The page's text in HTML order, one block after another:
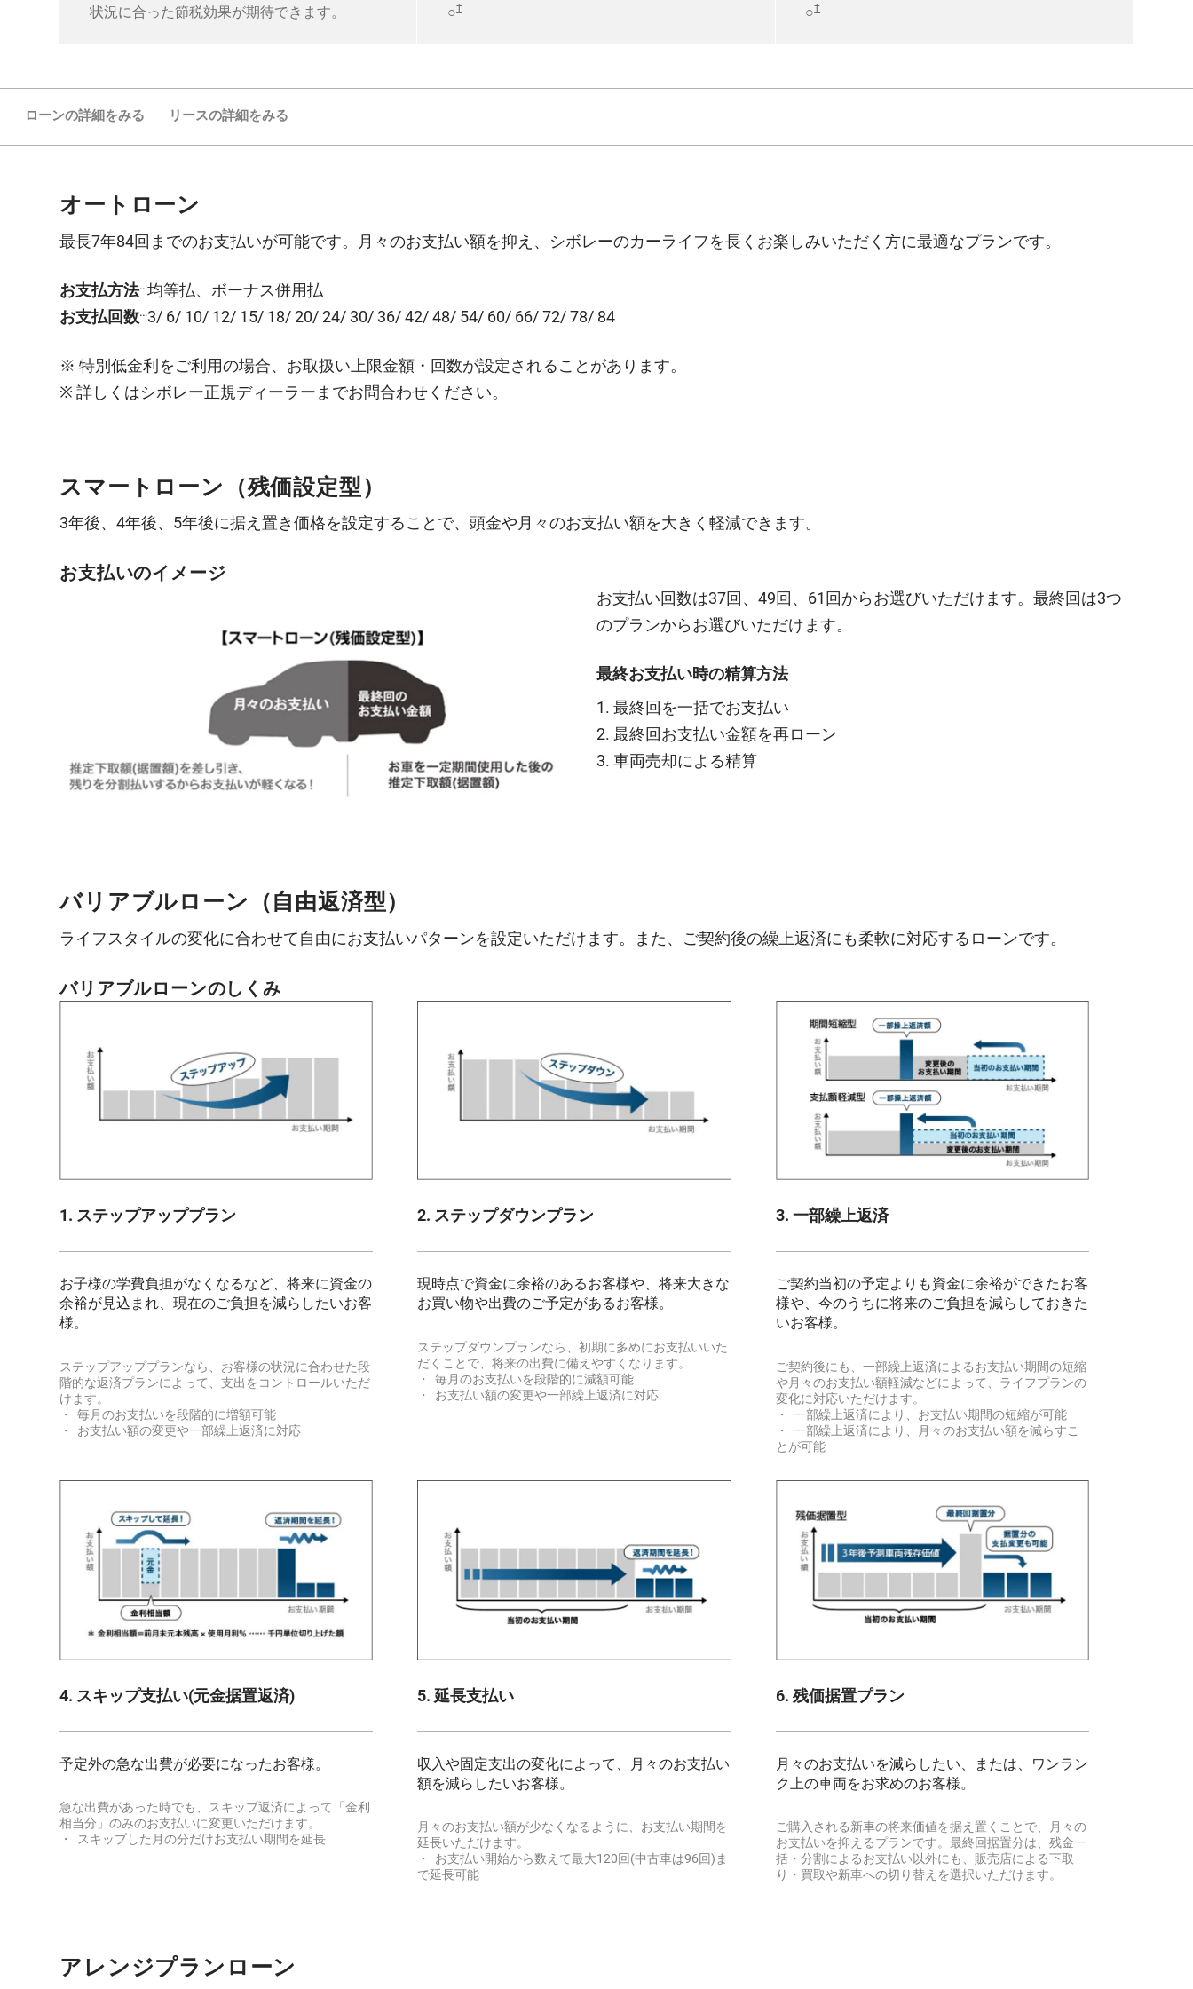
状況に合った節税効果が期待できます。 ○† ○†
ローンの詳細をみる リースの詳細をみる
オートローン
最長7年84回までのお支払いが可能です。月々のお支払い額を抑え、シボレーのカーライフを長くお楽しみいただく方に最適なプランです。
お支払方法…均等払、ボーナス併用払
お支払回数…3/ 6/ 10/ 12/ 15/ 18/ 20/ 24/ 30/ 36/ 42/ 48/ 54/ 60/ 66/ 72/ 78/ 84
※ 特別低金利をご利用の場合、お取扱い上限金額・回数が設定されることがあります。
※ 詳しくはシボレー正規ディーラーまでお問合わせください。
スマートローン（残価設定型）
3年後、4年後、5年後に据え置き価格を設定することで、頭金や月々のお支払い額を大きく軽減できます。
お支払いのイメージ
お支払い回数は37回、49回、61回からお選びいただけます。最終回は3つ
のプランからお選びいただけます。
最終お支払い時の精算方法
1. 最終回を一括でお支払い
2. 最終回お支払い金額を再ローン
3. 車両売却による精算
バリアブルローン（自由返済型）
ライフスタイルの変化に合わせて自由にお支払いパターンを設定いただけます。また、ご契約後の繰上返済にも柔軟に対応するローンです。
バリアブルローンのしくみ
1. ステップアッププラン
お子様の学費負担がなくなるなど、将来に資金の
余裕が見込まれ、現在のご負担を減らしたいお客
様。
ステップアッププランなら、お客様の状況に合わせた段
階的な返済プランによって、支出をコントロールいただ
けます。
・ 毎月のお支払いを段階的に増額可能
・ お支払い額の変更や一部繰上返済に対応
2. ステップダウンプラン
現時点で資金に余裕のあるお客様や、将来大きな
お買い物や出費のご予定があるお客様。
ステップダウンプランなら、初期に多めにお支払いいた
だくことで、将来の出費に備えやすくなります。
・ 毎月のお支払いを段階的に減額可能
・ お支払い額の変更や一部繰上返済に対応
3. 一部繰上返済
ご契約当初の予定よりも資金に余裕ができたお客
様や、今のうちに将来のご負担を減らしておきた
いお客様。
ご契約後にも、一部繰上返済によるお支払い期間の短縮
や月々のお支払い額軽減などによって、ライフプランの
変化に対応いただけます。
・ 一部繰上返済により、お支払い期間の短縮が可能
・ 一部繰上返済により、月々のお支払い額を減らすこ
とが可能
4. スキップ支払い(元金据置返済)
予定外の急な出費が必要になったお客様。
急な出費があった時でも、スキップ返済によって「金利
相当分」のみのお支払いに変更いただけます。
・ スキップした月の分だけお支払い期間を延長
5. 延長支払い
収入や固定支出の変化によって、月々のお支払い
額を減らしたいお客様。
月々のお支払い額が少なくなるように、お支払い期間を
延長いただけます。
・ お支払い開始から数えて最大120回(中古車は96回)ま
で延長可能
6. 残価据置プラン
月々のお支払いを減らしたい、または、ワンラン
ク上の車両をお求めのお客様。
ご購入される新車の将来価値を据え置くことで、月々の
お支払いを抑えるプランです。最終回据置分は、残金一
括・分割によるお支払い以外にも、販売店による下取
り・買取や新車への切り替えを選択いただけます。
アレンジプランローン